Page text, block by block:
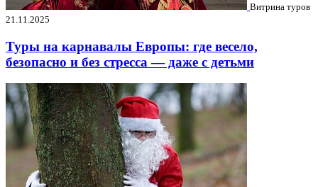
Витрина туров
21.11.2025
Туры на карнавалы Европы: где весело,
безопасно и без стресса — даже с детьми